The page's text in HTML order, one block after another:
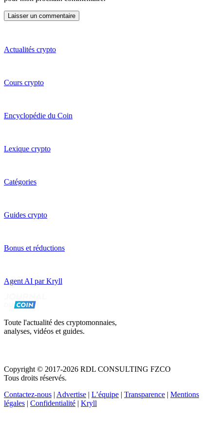
Actualités crypto
Cours crypto
Encyclopédie du Coin
Lexique crypto
Catégories
Guides crypto
Bonus et réductions
Agent AI par Kryll
Toute l'actualité des cryptomonnaies,
analyses, vidéos et guides.
Copyright © 2017-2026 RDL CONSULTING FZCO
Tous droits réservés.
Contactez-nous | Advertise | L’équipe | Transparence | Mentions
légales | Confidentialité | Kryll